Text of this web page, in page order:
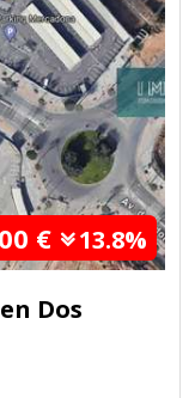
€ 13.8%
Dos